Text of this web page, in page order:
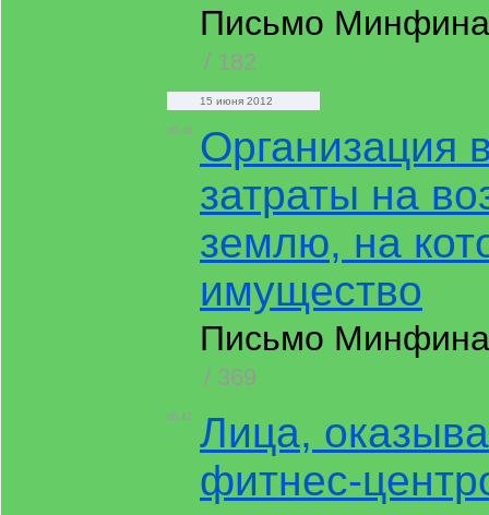
Письмо Минфина
/ 182
15 июня 2012
00:46
Организация
затраты на
землю, на
имущество
Письмо Минфина
/ 369
00:42
Лица,
фитнес-